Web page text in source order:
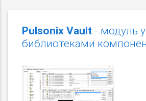
Pulsonix Vault - модуль
библиотеками